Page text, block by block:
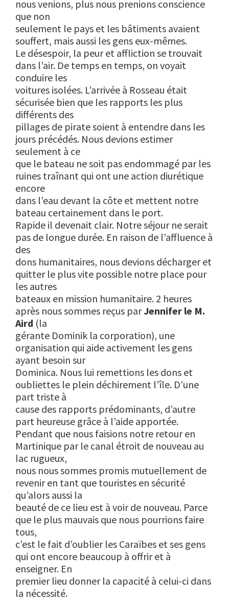
nous venions, plus nous prenions conscience
que non
seulement le pays et les bâtiments avaient
souffert, mais aussi les gens eux-mêmes.
Le désespoir, la peur et affliction se trouvait
dans l’air. De temps en temps, on voyait
conduire les
voitures isolées. L’arrivée à Rosseau était
sécurisée bien que les rapports les plus
différents des
pillages de pirate soient à entendre dans les
jours précédés. Nous devions estimer
seulement à ce
que le bateau ne soit pas endommagé par les
ruines traînant qui ont une action diurétique
encore
dans l’eau devant la côte et mettent notre
bateau certainement dans le port.
Rapide il devenait clair. Notre séjour ne serait
pas de longue durée. En raison de l’affluence à
des
dons humanitaires, nous devions décharger et
quitter le plus vite possible notre place pour
les autres
bateaux en mission humanitaire. 2 heures
après nous sommes reçus parJennifer le M.
Aird (la
gérante Dominik la corporation), une
organisation qui aide activement les gens
ayant besoin sur
Dominica. Nous lui remettions les dons et
oubliettes le plein déchirement l’île. D’une
part triste à
cause des rapports prédominants, d’autre
part heureuse grâce à l’aide apportée.
Pendant que nous faisions notre retour en
Martinique par le canal étroit de nouveau au
lac rugueux,
nous nous sommes promis mutuellement de
revenir en tant que touristes en sécurité
qu’alors aussi la
beauté de ce lieu est à voir de nouveau. Parce
que le plus mauvais que nous pourrions faire
tous,
c’est le fait d’oublier les Caraïbes et ses gens
qui ont encore beaucoup à offrir et à
enseigner. En
premier lieu donner la capacité à celui-ci dans
la nécessité.